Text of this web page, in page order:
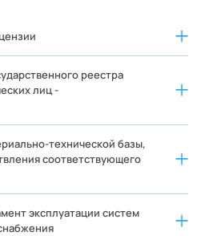
реестра
лиц -
технической базы,
соответствующего
эксплуатации систем